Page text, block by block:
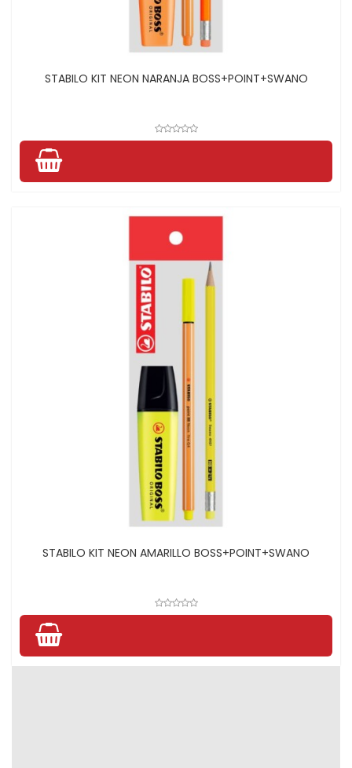
STABILO KIT NEON NARANJA BOSS+POINT+SWANO
STABILO KIT NEON AMARILLO BOSS+POINT+SWANO